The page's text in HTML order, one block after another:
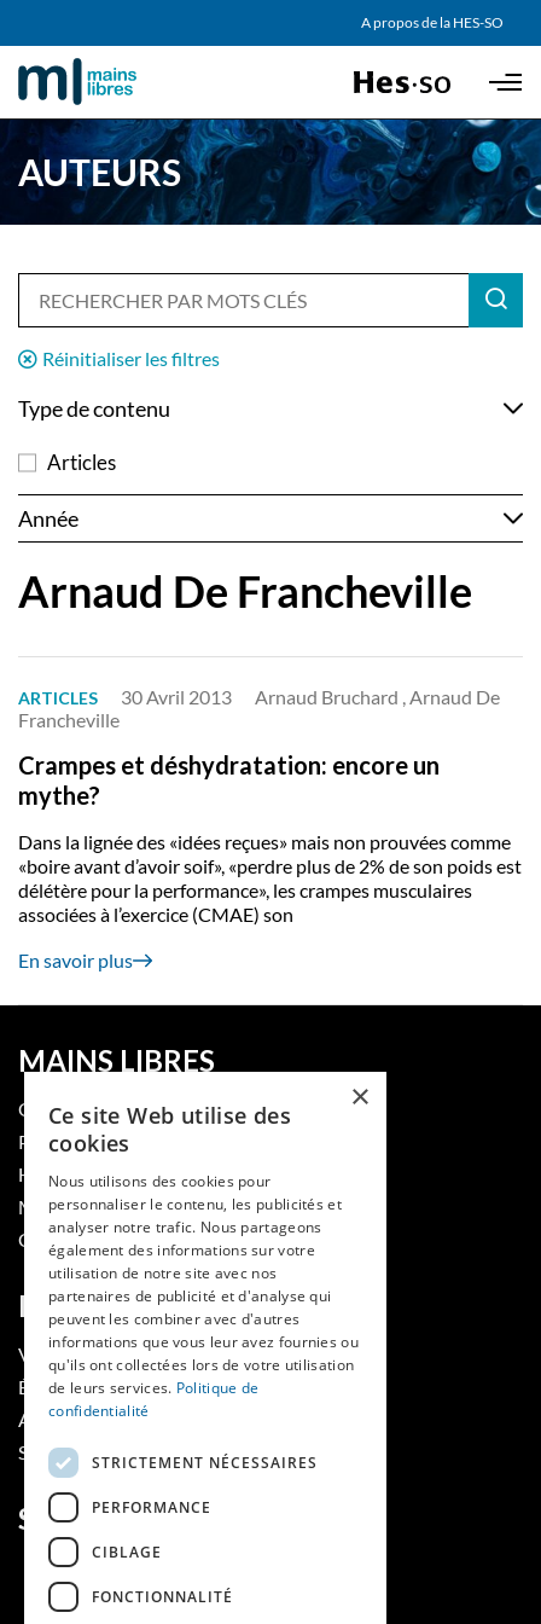
Skip to main content
A propos de la HES-SO
PARTENAIRES
AUTEURS
Réinitialiser les filtres
Type de contenu
Articles
Année
Arnaud De Francheville
ARTICLES 30 Avril 2013
Arnaud Bruchard , Arnaud De
Francheville
Crampes et déshydratation: encore un
mythe?
Dans la lignée des «idées reçues» mais non prouvées comme
«boire avant d’avoir soif», «perdre plus de 2% de son poids est
délétère pour la performance», les crampes musculaires
associées à l’exercice (CMAE) son
En savoir plus
MAINS LIBRES
QUI SOMMES-NOUS
PUBLIER DANS LA REVUE
HES-SO
MÉDECINE ET HYGIÈNE
CONTACT
RUBRIQUES
VOIR LES NUMÉROS
ÉVÈNEMENTS MAINS LIBRES
AGENDA
SOUTIENS
SUIVEZ-NOUS
×
Ce site Web utilise des
cookies
Nous utilisons des cookies pour
personnaliser le contenu, les publicités et
analyser notre trafic. Nous partageons
également des informations sur votre
utilisation de notre site avec nos
partenaires de publicité et d'analyse qui
peuvent les combiner avec d'autres
informations que vous leur avez fournies ou
qu'ils ont collectées lors de votre utilisation
de leurs services. Politique de
confidentialité
STRICTEMENT NÉCESSAIRES
PERFORMANCE
CIBLAGE
FONCTIONNALITÉ